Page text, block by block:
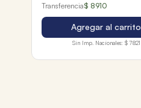
Transferencia$ 8910
Agregar al carrito
Sin Imp. Nacionales: $ 7821